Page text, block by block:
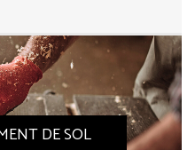
DE SOL